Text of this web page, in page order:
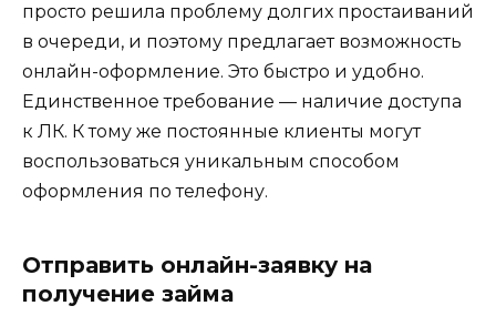
просто решила проблему долгих простаиваний
в очереди, и поэтому предлагает возможность
онлайн-оформление. Это быстро и удобно.
Единственное требование — наличие доступа
к ЛК. К тому же постоянные клиенты могут
воспользоваться уникальным способом
оформления по телефону.
Отправить онлайн-заявку на
получение займа